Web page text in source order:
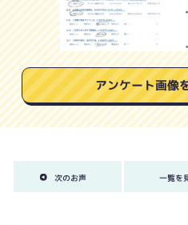
アンケート画像
次のお声 一覧を